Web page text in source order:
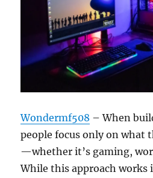
Wondermf508 – When
people focus only on what
—whether it’s gaming,
While this approach